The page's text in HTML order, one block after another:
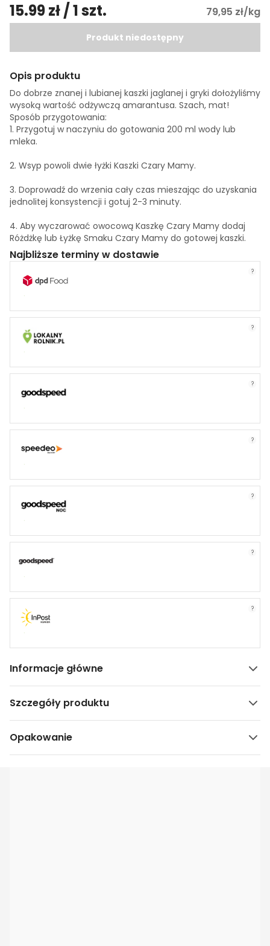
15.99 zł / 1 szt. 79,95 zł/kg
Produkt niedostępny
Opis produktu
Do dobrze znanej i lubianej kaszki jaglanej i gryki dołożyliśmy
wysoką wartość odżywczą amarantusa. Szach, mat!
Sposób przygotowania:
1. Przygotuj w naczyniu do gotowania 200 ml wody lub
mleka.
2. Wsyp powoli dwie łyżki Kaszki Czary Mamy.
3. Doprowadź do wrzenia cały czas mieszając do uzyskania
jednolitej konsystencji i gotuj 2-3 minuty.
4. Aby wyczarować owocową Kaszkę Czary Mamy dodaj
Różdżkę lub Łyżkę Smaku Czary Mamy do gotowej kaszki.
Najbliższe terminy w dostawie
?
?
?
?
?
?
?
Informacje główne
Szczegóły produktu
Opakowanie